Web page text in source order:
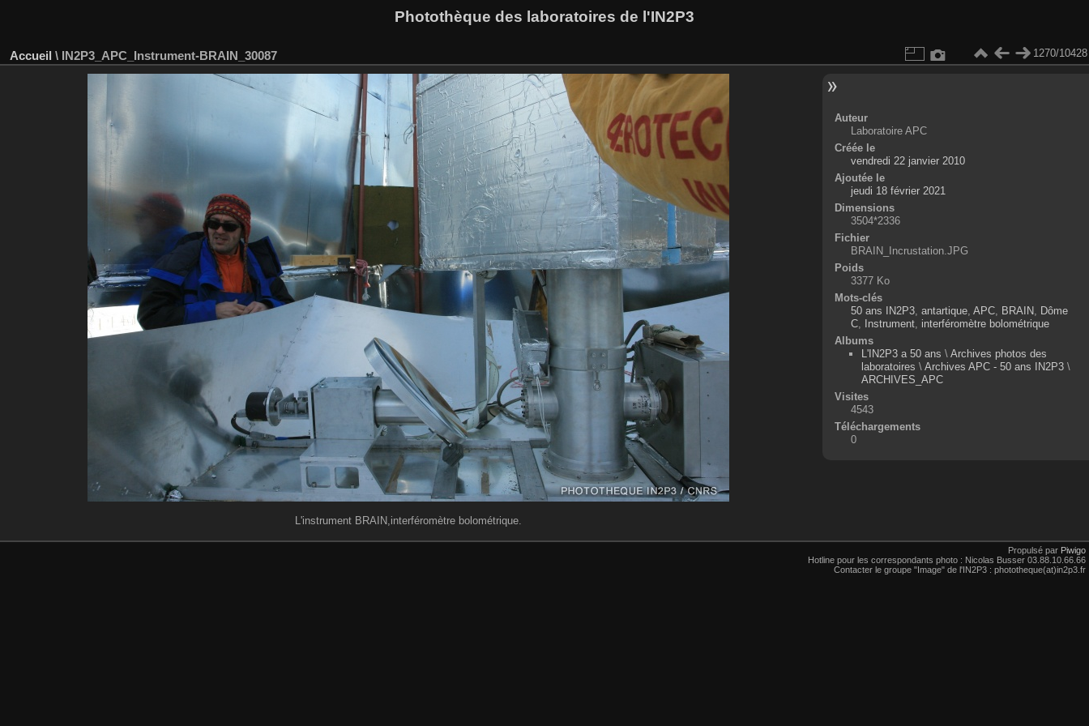
Photothèque des laboratoires de l'IN2P3
Accueil \ IN2P3_APC_Instrument-BRAIN_30087 1270/10428
L'instrument BRAIN,interféromètre bolométrique.
Auteur
Laboratoire APC
Créée le
vendredi 22 janvier 2010
Ajoutée le
jeudi 18 février 2021
Dimensions
3504*2336
Fichier
BRAIN_Incrustation.JPG
Poids
3377 Ko
Mots-clés
50 ans IN2P3, antartique, APC, BRAIN
Dôme
C, Instrument, interféromètre bolométrique
Albums
L'IN2P3 a 50 ans \ Archives photos des
laboratoires \ Archives APC - 50 ans IN2P3\
ARCHIVES_APC
Visites
4543
Téléchargements
0
Propulsé par Piwigo
Hotline pour les correspondants photo : Nicolas Busser 03.88.10.66.66
Contacter le groupe "Image" de l'IN2P3 : phototheque(at)in2p3.fr